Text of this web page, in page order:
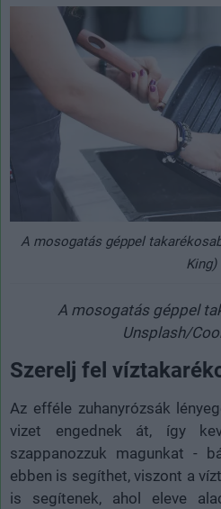
A mosogatás géppel
King)
A mosogatás géppel
Unsplash/
Szerelj fel
Az efféle zuhanyrózsák
vizet engednek át, így
szappanozzuk magunkat -
ebben is segíthet, viszont a
is segítenek, ahol eleve